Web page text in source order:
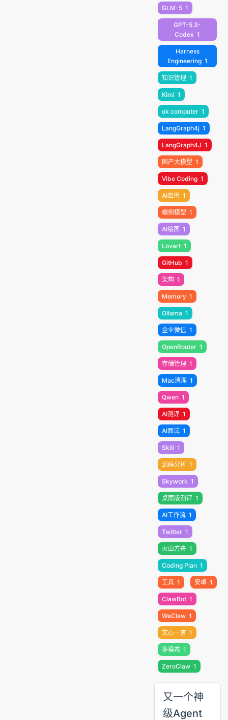
GLM-5 1
GPT-5.3-
Codex 1
Harness
Engineering 1
知识管理 1
Kimi 1
ok computer 1
LangGraph4j 1
LangGraph4J 1
国产大模型 1
Vibe Coding 1
AI应用 1
端侧模型 1
AI绘图 1
Lovart 1
GitHub 1
架构 1
Memory 1
Ollama 1
企业微信 1
OpenRouter 1
存储管理 1
Mac清理 1
Qwen 1
AI测评 1
AI面试 1
Skill 1
源码分析 1
Skywork 1
桌面版测评 1
AI工作流 1
Twitter 1
火山方舟 1
Coding Plan 1
工具 1 安卓 1
ClawBot 1
WeClaw 1
文心一言 1
多模态 1
ZeroClaw 1
又一个神
级Agent